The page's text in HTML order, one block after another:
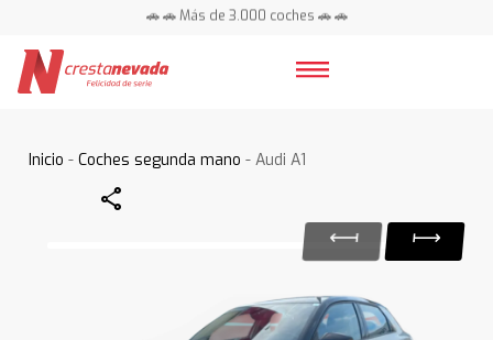
🚗 🚗 Más de 3.000 coches 🚗 🚗
Inicio -Coches segunda mano - Audi A1
Share